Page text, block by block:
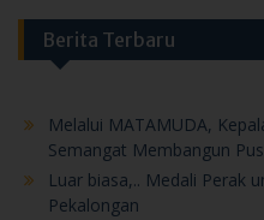
Berita Terbaru
Melalui MATAMUDA,
Semangat Membangun
Luar biasa,.. Medali Perak
Pekalongan